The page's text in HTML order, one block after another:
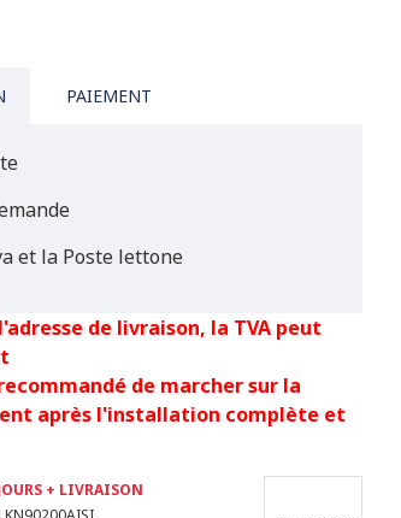
PAIEMENT
et la Poste lettone
de livraison, la TVA peut
de marcher sur la
après l'installation complète et
+ LIVRAISON